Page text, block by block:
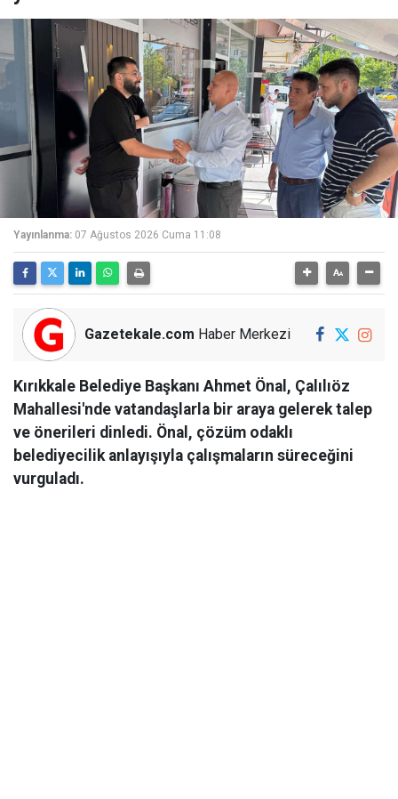
Yayınlanma: 07 Ağustos 2026 Cuma 11:08
Gazetekale.com Haber Merkezi
Kırıkkale Belediye Başkanı Ahmet Önal, Çalılıöz
Mahallesi'nde vatandaşlarla bir araya gelerek talep
ve önerileri dinledi. Önal, çözüm odaklı
belediyecilik anlayışıyla çalışmaların süreceğini
vurguladı.